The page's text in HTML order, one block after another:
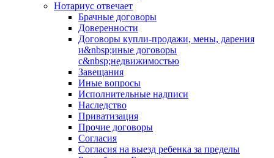
Нотариус отвечает
Брачные договоры
Доверенности
Договоры купли-продажи, мены, дарения
и&nbsp;иные договоры
с&nbsp;недвижимостью
Завещания
Иные вопросы
Исполнительные надписи
Наследство
Приватизация
Прочие договоры
Согласия
Согласия на выезд ребенка за пределы